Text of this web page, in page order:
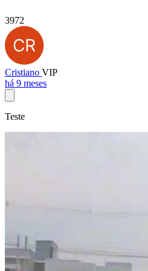
3972
Cristiano VIP
há 9 meses
Teste